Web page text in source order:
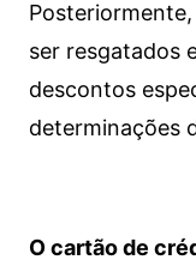
ser resgatados
descontos
determinações
O cartão de